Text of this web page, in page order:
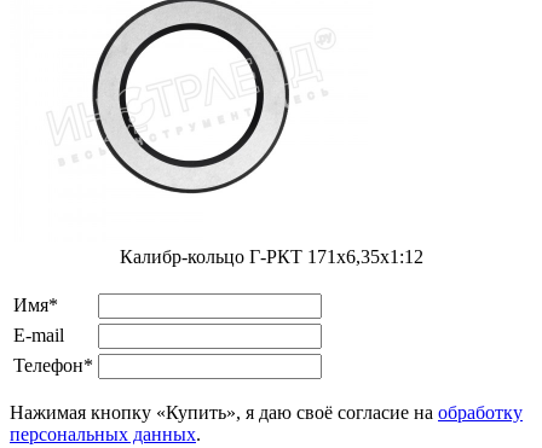
Калибр-кольцо Г-РКТ 171х6,35х1:12
Имя*
E-mail
Телефон*
Нажимая кнопку «Купить», я даю своё согласие на обработку
персональных данных.